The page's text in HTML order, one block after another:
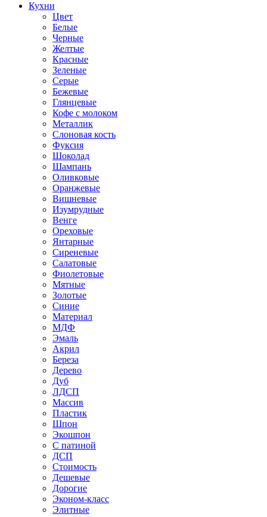
Кухни
Цвет
Белые
Черные
Желтые
Красные
Зеленые
Серые
Бежевые
Глянцевые
Кофе с молоком
Металлик
Слоновая кость
Фуксия
Шоколад
Шампань
Оливковые
Оранжевые
Вишневые
Изумрудные
Венге
Ореховые
Янтарные
Сиреневые
Салатовые
Фиолетовые
Мятные
Золотые
Синие
Материал
МДФ
Эмаль
Акрил
Береза
Дерево
Дуб
ЛДСП
Массив
Пластик
Шпон
Экошпон
С патиной
ДСП
Стоимость
Дешевые
Дорогие
Эконом-класс
Элитные